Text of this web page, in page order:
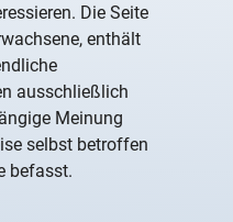
Die Seite
enthält
ausschließlich
Meinung
selbst betroffen
befasst.